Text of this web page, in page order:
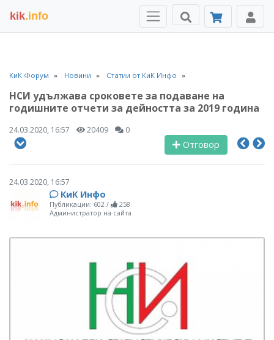
kik.info
КиК Форум Новини Статии от КиК Инфо
НСИ удължава сроковете за подаване на
годишните отчети за дейността за 2019 година
24.03.2020, 16:57 20409 0
Отговор
24.03.2020, 16:57
КиК Инфо
Публикации: 602 /
258
Администратор на сайта